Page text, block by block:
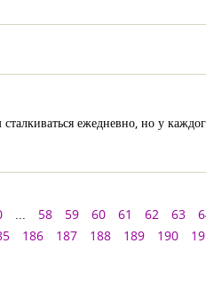
ежедневно, но у
... 58 59 60 61 62 63
186 187 188 189 190